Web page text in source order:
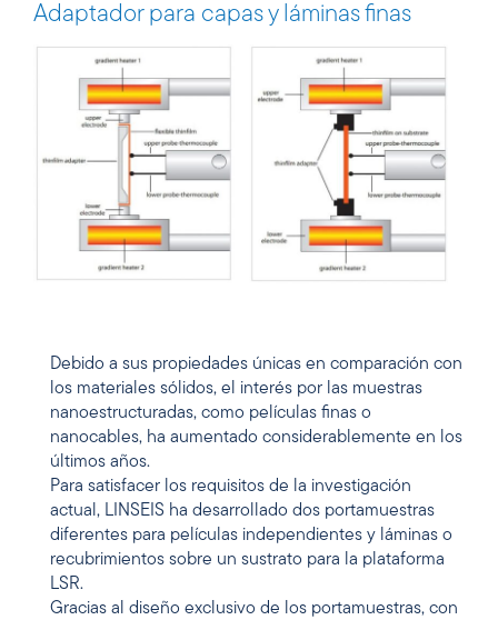
Adaptador para capas y láminas finas
Debido a sus propiedades únicas en comparación con
los materiales sólidos, el interés por las muestras
nanoestructuradas, como películas finas o
nanocables, ha aumentado considerablemente en los
últimos años.
Para satisfacer los requisitos de la investigación
actual, LINSEIS ha desarrollado dos portamuestras
diferentes para películas independientes y láminas o
recubrimientos sobre un sustrato para la plataforma
LSR.
Gracias al diseño exclusivo de los portamuestras, con